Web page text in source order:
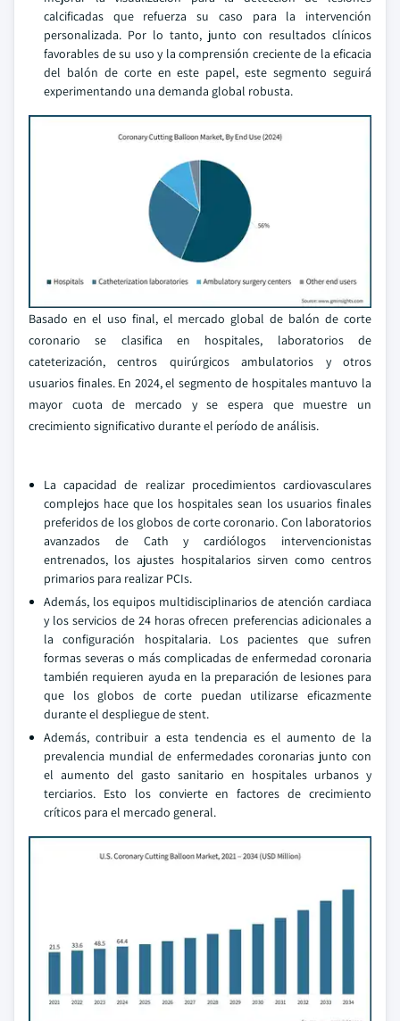
calcificadas que refuerza su caso para la intervención
personalizada. Por lo tanto, junto con resultados clínicos
favorables de su uso y la comprensión creciente de la eficacia
del balón de corte en este papel, este segmento seguirá
experimentando una demanda global robusta.
Basado en el uso final, el mercado global de balón de corte
coronario se clasifica en hospitales, laboratorios de
cateterización, centros quirúrgicos ambulatorios y otros
usuarios finales. En 2024, el segmento de hospitales mantuvo la
mayor cuota de mercado y se espera que muestre un
crecimiento significativo durante el período de análisis.
La capacidad de realizar procedimientos cardiovasculares
complejos hace que los hospitales sean los usuarios finales
preferidos de los globos de corte coronario. Con laboratorios
avanzados de Cath y cardiólogos intervencionistas
entrenados, los ajustes hospitalarios sirven como centros
primarios para realizar PCIs.
Además, los equipos multidisciplinarios de atención cardiaca
y los servicios de 24 horas ofrecen preferencias adicionales a
la configuración hospitalaria. Los pacientes que sufren
formas severas o más complicadas de enfermedad coronaria
también requieren ayuda en la preparación de lesiones para
que los globos de corte puedan utilizarse eficazmente
durante el despliegue de stent.
Además, contribuir a esta tendencia es el aumento de la
prevalencia mundial de enfermedades coronarias junto con
el aumento del gasto sanitario en hospitales urbanos y
terciarios. Esto los convierte en factores de crecimiento
críticos para el mercado general.